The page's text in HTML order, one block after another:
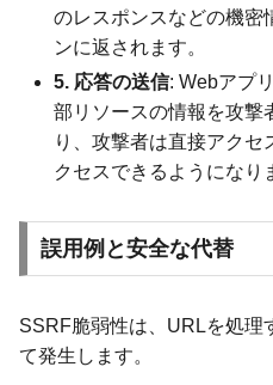
のレスポンスなどの機密
ンに返されます。
5. 応答の送信: Webアプ
部リソースの情報を攻撃
り、攻撃者は直接アクセ
クセスできるようになり
誤用例と安全な代替
SSRF脆弱性は、URLを処理
て発生します。